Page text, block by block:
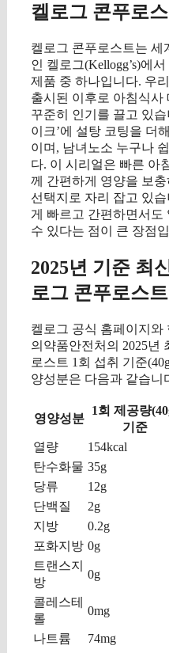
켈로그 콘푸로
켈로그 콘푸로스트는 세
인 켈로그(Kellogg’s)에
제품 중 하나입니다. 우
출시된 이후로 아침식사
꾸준히 인기를 끌고 있
이크’에 설탕 코팅을 더
이며, 남녀노소 누구나
다. 이 시리얼은 빠른 아
께 간편하게 영양을 보
선택지로 자리 잡고 있
게 빠르고 간편하면서도
수 있다는 점이 큰 장점
2025년 기준 최
로그 콘푸로스
켈로그 공식 홈페이지와
의약품안전처의 2025년
로스트 1회 섭취 기준
양성분은 다음과 같습니
영양성분
1회 제공량
기준
열량
154kcal
탄수화물 35g
당류
12g
단백질
2g
지방
0.2g
포화지방 0g
트랜스지
방
0g
콜레스테
롤
0mg
나트륨 74mg